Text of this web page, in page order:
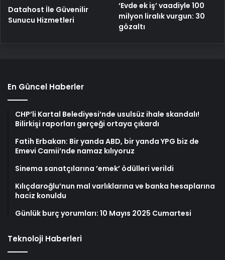
Datahost İle Güvenilir
Sunucu Hizmetleri
‘Evde ek iş’ vaadiyle 100
milyon liralık vurgun: 30
gözaltı
En Güncel Haberler
CHP’li Kartal Belediyesi’nde usulsüz ihale skandalı!
Bilirkişi raporları gerçeği ortaya çıkardı
Fatih Erbakan: Bir yanda ABD, bir yanda YPG biz de
Emevi Camii’nde namaz kılıyoruz
Sinema sanatçılarına ’emek’ ödülleri verildi
Kılıçdaroğlu’nun mal varlıklarına ve banka hesaplarına
haciz konuldu
Günlük burç yorumları: 10 Mayıs 2025 Cumartesi
Teknoloji Haberleri